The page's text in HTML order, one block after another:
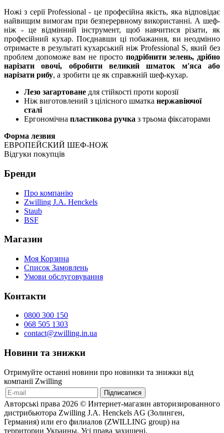
Ножі з серії Professional - це професійна якість, яка відповідає
найвищим вимогам при безперервному використанні. А шеф-
ніж - це відмінний інструмент, щоб навчитися різати, як
професійний кухар. Поєднавши ці побажання, ви неодмінно
отримаєте в результаті кухарський ніж Professional S, який без
проблем допоможе вам не просто подрібнити зелень, дрібно
нарізати овочі, обробити великий шматок м'яса або
нарізати рибу, а зробити це як справжній шеф-кухар.
Лезо загартоване для стійкості проти корозії
Ніж виготовлений з цілісного шматка нержавіючої
сталі
Ергономічна пластикова ручка з трьома фіксаторами
Форма лезвия
ЕВРОПЕЙСКИЙ ШЕФ-НОЖ
Відгуки покупців
Бренди
Про компанію
Zwilling J.A. Henckels
Staub
BSF
Магазин
Моя Корзина
Список Замовлень
Умови обслуговування
Контакти
0800 300 150
068 505 1303
contact@zwilling.in.ua
Новини та знижки
Отримуйте останні новини про новинки та знижки від
компанії Zwilling
Авторські права 2026 © Интернет-магазин авторизированного
дистрибьютора Zwilling J.A. Henckels AG (Золинген,
Германия) или его филиалов (ZWILLING group) на
территории Украины. Усі права захищені.